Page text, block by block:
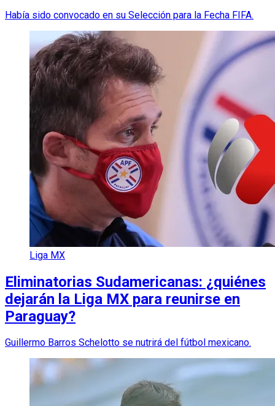
Había sido convocado en su Selección para la Fecha FIFA.
Liga MX
Eliminatorias Sudamericanas: ¿quiénes
dejarán la Liga MX para reunirse en
Paraguay?
Guillermo Barros Schelotto se nutrirá del fútbol mexicano.